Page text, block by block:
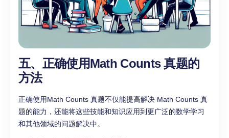
五、正确使用Math Counts 真题的
方法
正确使用Math Counts 真题不仅能提高解决 Math Counts 真
题的能力，还能将这些技能和知识应用到更广泛的数学学习
和其他领域的问题解决中。